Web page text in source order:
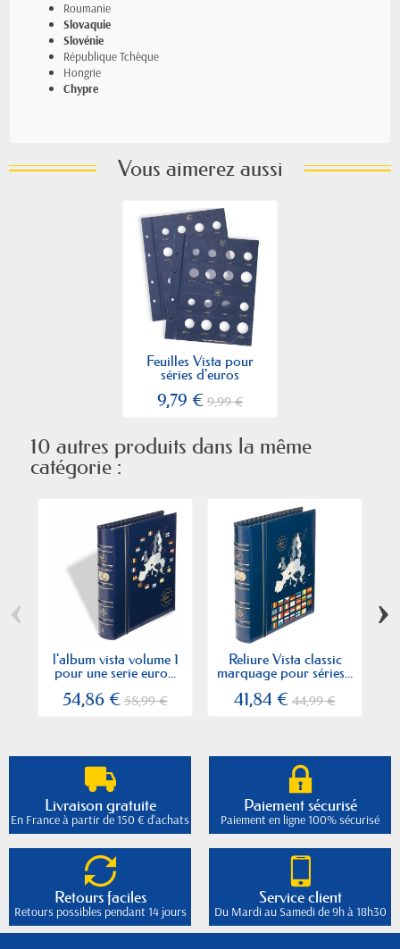
Roumanie
Slovaquie
Slovénie
République Tchèque
Hongrie
Chypre
Vous aimerez aussi
Feuilles Vista pour
séries d'euros
9,79 €9,99 €
10 autres produits dans la même
catégorie :
l'album vista volume 1
pour une serie euro...
54,86 € 58,99 €
Reliure Vista classic
marquage pour séries...
41,84 € 44,99 €
‹ ›
Livraison gratuite
En France à partir de 150 € d'achats
Paiement sécurisé
Paiement en ligne 100% sécurisé
Retours faciles
Retours possibles pendant 14 jours
Service client
Du Mardi au Samedi de 9h à 18h30